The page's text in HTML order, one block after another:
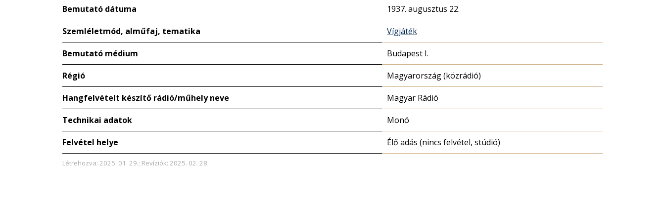
Bemutató dátuma 1937. augusztus 22.
Szemléletmód, alműfaj, tematika Vígjáték
Bemutató médium Budapest I.
Régió Magyarország (közrádió)
Hangfelvételt készítő rádió/műhely neve Magyar Rádió
Technikai adatok Monó
Felvétel helye Élő adás (nincs felvétel, stúdió)
Létrehozva: 2025. 01. 29.; Revíziók: 2025. 02. 28.